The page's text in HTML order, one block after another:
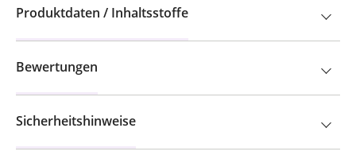
Produktdaten / Inhaltsstoffe
Bewertungen
Sicherheitshinweise